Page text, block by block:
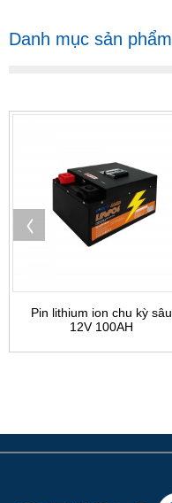
Danh mục sản phẩm
Pin lithium ion chu kỳ sâu
12V 100AH